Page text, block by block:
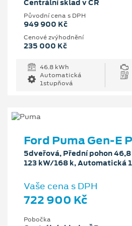
Centrální sklad v ČR
Původní cena s DPH
949 900 Kč
Cenové zvýhodnění
235 000 Kč
46.8 kWh
Automatická
1stupňová
Ford Puma Gen-E
5dveřová, Přední pohon
123 kW/168 k, Automatická
Vaše cena s DPH
722 900 Kč
Pobočka